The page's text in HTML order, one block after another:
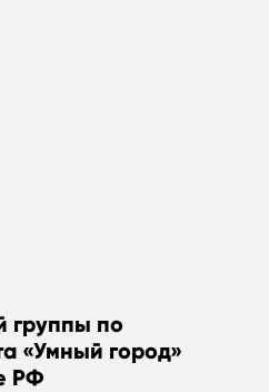
группы по
«Умный город»
РФ